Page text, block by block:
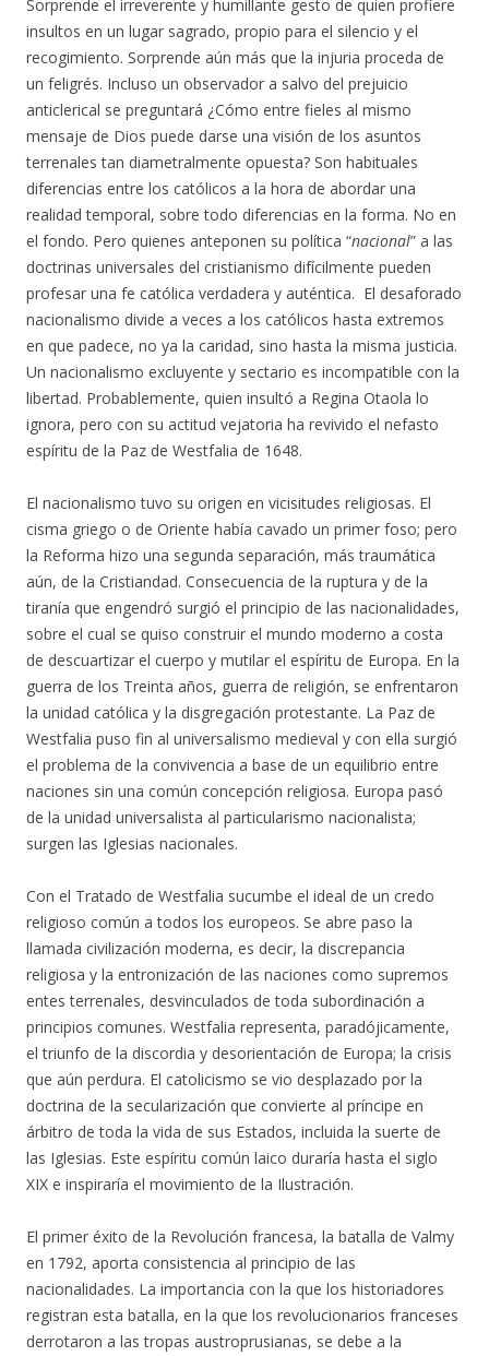
Sorprende el irreverente y humillante gesto de quien profiere
insultos en un lugar sagrado, propio para el silencio y el
recogimiento. Sorprende aún más que la injuria proceda de
un feligrés. Incluso un observador a salvo del prejuicio
anticlerical se preguntará ¿Cómo entre fieles al mismo
mensaje de Dios puede darse una visión de los asuntos
terrenales tan diametralmente opuesta? Son habituales
diferencias entre los católicos a la hora de abordar una
realidad temporal, sobre todo diferencias en la forma. No en
el fondo. Pero quienes anteponen su política “nacional” a las
doctrinas universales del cristianismo difícilmente pueden
profesar una fe católica verdadera y auténtica. El desaforado
nacionalismo divide a veces a los católicos hasta extremos
en que padece, no ya la caridad, sino hasta la misma justicia.
Un nacionalismo excluyente y sectario es incompatible con la
libertad. Probablemente, quien insultó a Regina Otaola lo
ignora, pero con su actitud vejatoria ha revivido el nefasto
espíritu de la Paz de Westfalia de 1648.
El nacionalismo tuvo su origen en vicisitudes religiosas. El
cisma griego o de Oriente había cavado un primer foso; pero
la Reforma hizo una segunda separación, más traumática
aún, de la Cristiandad. Consecuencia de la ruptura y de la
tiranía que engendró surgió el principio de las nacionalidades,
sobre el cual se quiso construir el mundo moderno a costa
de descuartizar el cuerpo y mutilar el espíritu de Europa. En la
guerra de los Treinta años, guerra de religión, se enfrentaron
la unidad católica y la disgregación protestante. La Paz de
Westfalia puso fin al universalismo medieval y con ella surgió
el problema de la convivencia a base de un equilibrio entre
naciones sin una común concepción religiosa. Europa pasó
de la unidad universalista al particularismo nacionalista;
surgen las Iglesias nacionales.
Con el Tratado de Westfalia sucumbe el ideal de un credo
religioso común a todos los europeos. Se abre paso la
llamada civilización moderna, es decir, la discrepancia
religiosa y la entronización de las naciones como supremos
entes terrenales, desvinculados de toda subordinación a
principios comunes. Westfalia representa, paradójicamente,
el triunfo de la discordia y desorientación de Europa; la crisis
que aún perdura. El catolicismo se vio desplazado por la
doctrina de la secularización que convierte al príncipe en
árbitro de toda la vida de sus Estados, incluida la suerte de
las Iglesias. Este espíritu común laico duraría hasta el siglo
XIX e inspiraría el movimiento de la Ilustración.
El primer éxito de la Revolución francesa, la batalla de Valmy
en 1792, aporta consistencia al principio de las
nacionalidades. La importancia con la que los historiadores
registran esta batalla, en la que los revolucionarios franceses
derrotaron a las tropas austroprusianas, se debe a la